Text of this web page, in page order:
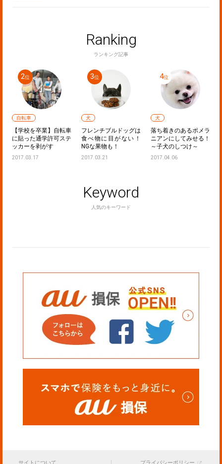
Ranking
ランキング記事
卒業】自転車
通学許可ステ
剥がす
フレンチブルドッグは
食べ物に目がない！
NGな果物も！
落ち着きのあるポメラ
ニアンにしてみせる！
～子犬のしつけ～
ミニチュア
ンドが吠え
つけ方法
Keyword
人気のキーワード